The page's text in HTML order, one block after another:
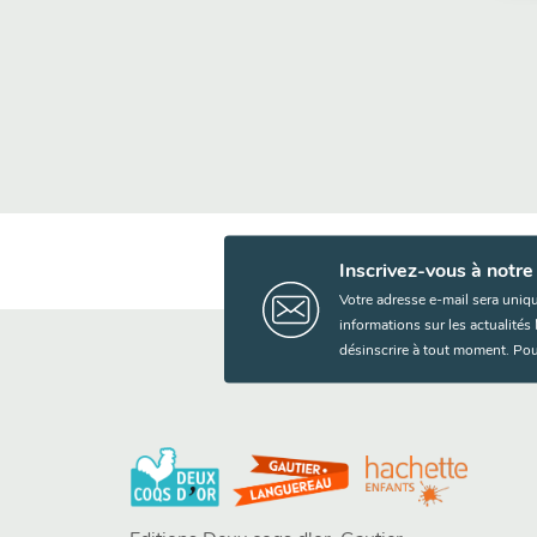
Inscrivez-vous à
Votre adresse e-mail sera
informations sur les actualités
désinscrire à tout moment.